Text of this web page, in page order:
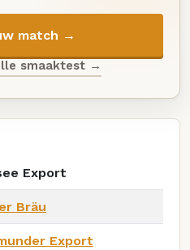
match →
smaaktest →
Export
Bräu
Export